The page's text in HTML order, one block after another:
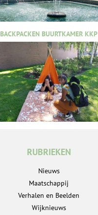
BACKPACKEN BUURTKAMER KKP
RUBRIEKEN
Nieuws
Maatschappij
Verhalen en Beelden
Wijknieuws